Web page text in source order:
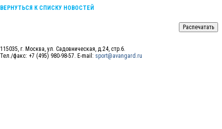
ВЕРНУТЬСЯ К СПИСКУ НОВОСТЕЙ
115035, г. Москва, ул. Садовническая, д.24, стр.6.
Тел./факс: +7 (495) 980-98-57. E-mail: sport@avangard.ru